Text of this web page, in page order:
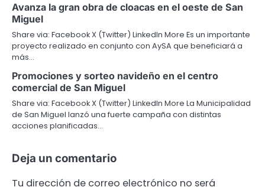
Avanza la gran obra de cloacas en el oeste de San
Miguel
Share via: Facebook X (Twitter) LinkedIn More Es un importante
proyecto realizado en conjunto con AySA que beneficiará a
más…
Promociones y sorteo navideño en el centro
comercial de San Miguel
Share via: Facebook X (Twitter) LinkedIn More La Municipalidad
de San Miguel lanzó una fuerte campaña con distintas
acciones planificadas…
Deja un comentario
Tu dirección de correo electrónico no será